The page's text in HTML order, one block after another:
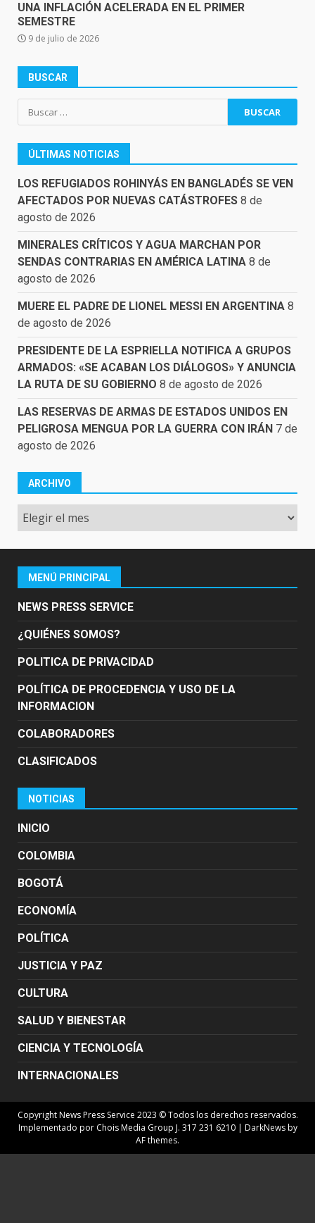
UNA INFLACIÓN ACELERADA EN EL PRIMER
SEMESTRE
9 de julio de 2026
BUSCAR
Buscar:
ÚLTIMAS NOTICIAS
LOS REFUGIADOS ROHINYÁS EN BANGLADÉS SE VEN
AFECTADOS POR NUEVAS CATÁSTROFES 8 de
agosto de 2026
MINERALES CRÍTICOS Y AGUA MARCHAN POR
SENDAS CONTRARIAS EN AMÉRICA LATINA 8 de
agosto de 2026
MUERE EL PADRE DE LIONEL MESSI EN ARGENTINA 8
de agosto de 2026
PRESIDENTE DE LA ESPRIELLA NOTIFICA A GRUPOS
ARMADOS: «SE ACABAN LOS DIÁLOGOS» Y ANUNCIA
LA RUTA DE SU GOBIERNO 8 de agosto de 2026
LAS RESERVAS DE ARMAS DE ESTADOS UNIDOS EN
PELIGROSA MENGUA POR LA GUERRA CON IRÁN 7 de
agosto de 2026
ARCHIVO
Archivo
MENÚ PRINCIPAL
NEWS PRESS SERVICE
¿QUIÉNES SOMOS?
POLITICA DE PRIVACIDAD
POLÍTICA DE PROCEDENCIA Y USO DE LA
INFORMACION
COLABORADORES
CLASIFICADOS
NOTICIAS
INICIO
COLOMBIA
BOGOTÁ
ECONOMÍA
POLÍTICA
JUSTICIA Y PAZ
CULTURA
SALUD Y BIENESTAR
CIENCIA Y TECNOLOGÍA
INTERNACIONALES
Copyright News Press Service 2023 © Todos los derechos reservados.
Implementado por Chois Media Group J. 317 231 6210 | DarkNewsby
AF themes.